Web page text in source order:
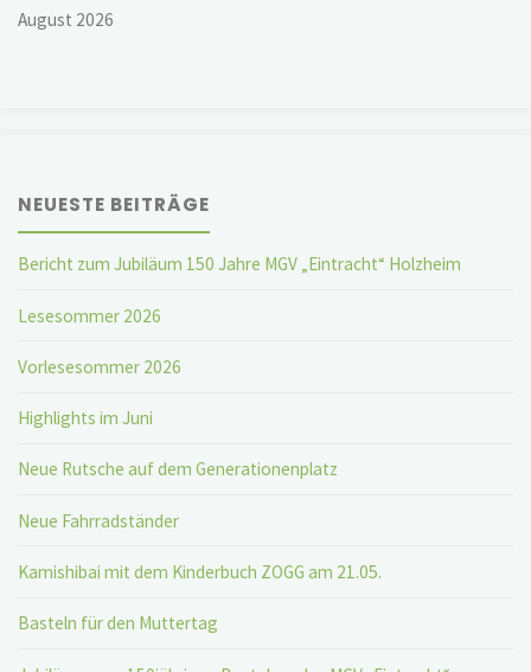
August 2026
NEUESTE BEITRÄGE
Bericht zum Jubiläum 150 Jahre MGV „Eintracht“ Holzheim
Lesesommer 2026
Vorlesesommer 2026
Highlights im Juni
Neue Rutsche auf dem Generationenplatz
Neue Fahrradständer
Kamishibai mit dem Kinderbuch ZOGG am 21.05.
Basteln für den Muttertag